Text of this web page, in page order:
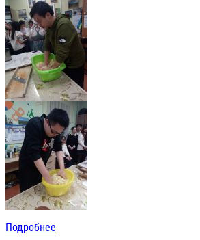
Подробнее